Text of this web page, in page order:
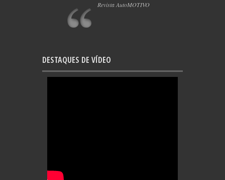
Revista AutoMOTIVO
DESTAQUES DE VÍDEO